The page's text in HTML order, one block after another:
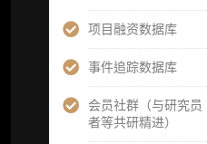
项目融资数据库
事件追踪数据库
会员社群（与研究员
者等共研精进）
机构高级
获得专业团队